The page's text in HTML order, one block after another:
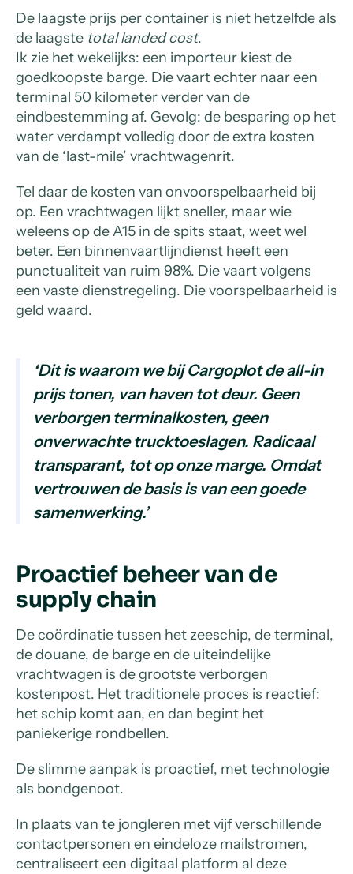
De laagste prijs per container is niet hetzelfde als
de laagste total landed cost.
Ik zie het wekelijks: een importeur kiest de
goedkoopste barge. Die vaart echter naar een
terminal 50 kilometer verder van de
eindbestemming af. Gevolg: de besparing op het
water verdampt volledig door de extra kosten
van de ‘last-mile’ vrachtwagenrit.
Tel daar de kosten van onvoorspelbaarheid bij
op. Een vrachtwagen lijkt sneller, maar wie
weleens op de A15 in de spits staat, weet wel
beter. Een binnenvaartlijndienst heeft een
punctualiteit van ruim 98%. Die vaart volgens
een vaste dienstregeling. Die voorspelbaarheid is
geld waard.
‘Dit is waarom we bij Cargoplot de all-in
prijs tonen, van haven tot deur. Geen
verborgen terminalkosten, geen
onverwachte trucktoeslagen. Radicaal
transparant, tot op onze marge. Omdat
vertrouwen de basis is van een goede
samenwerking.’
Proactief beheer van de
supply chain
De coördinatie tussen het zeeschip, de terminal,
de douane, de barge en de uiteindelijke
vrachtwagen is de grootste verborgen
kostenpost. Het traditionele proces is reactief:
het schip komt aan, en dan begint het
paniekerige rondbellen.
De slimme aanpak is proactief, met technologie
als bondgenoot.
In plaats van te jongleren met vijf verschillende
contactpersonen en eindeloze mailstromen,
centraliseert een digitaal platform al deze